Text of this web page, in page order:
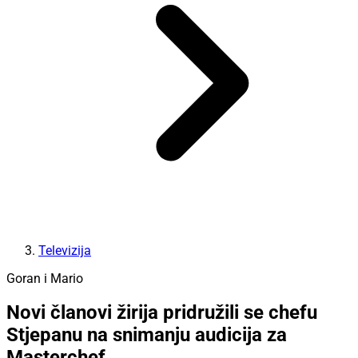
Televizija
Goran i Mario
Novi članovi žirija pridružili se chefu
Stjepanu na snimanju audicija za